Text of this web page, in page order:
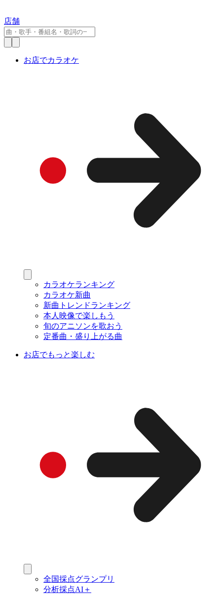
店舗
お店でカラオケ
カラオケランキング
カラオケ新曲
新曲トレンドランキング
本人映像で楽しもう
旬のアニソンを歌おう
定番曲・盛り上がる曲
お店でもっと楽しむ
全国採点グランプリ
分析採点AI＋